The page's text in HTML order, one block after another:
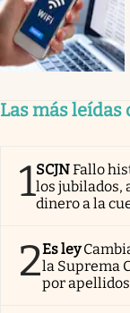
Las más leídas
1SCJNFallo
los jubilados,
dinero a la
2Es ley
la Suprema
por